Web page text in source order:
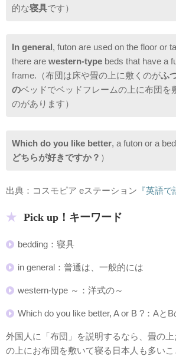
的な寝具です）
In general, futon are used on the floor or
there are western-type beds that have a
frame.（布団は床や畳の上に敷くのがふ
のベッドでベッドフレームの上に布団を
のがあります）
Which do you like better, a futon or a
どちらが好きですか？ ）
出典：コスモピア eステーション 『英語
Pick up！キーワード
bedding：寝具
in general：普通は、一般的には
western-type ～：洋式の～
Which do you like better, A or B ?：Aと
外国人に「布団」を説明するなら、畳の
の上にお布団を敷いて寝る日本人も多い